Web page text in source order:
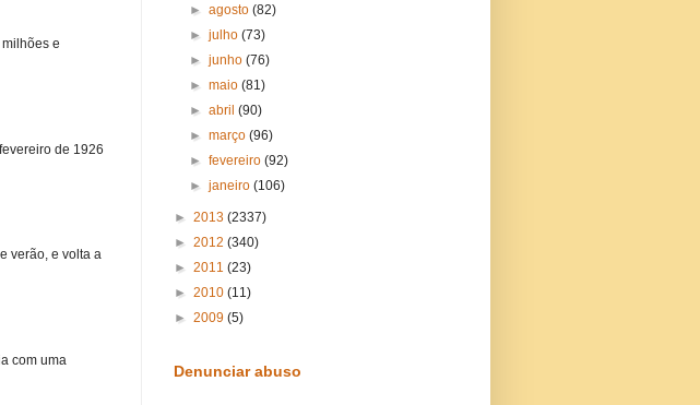
e
de 1926
verão, e volta a
com uma
►agosto(82)
►julho(73)
►junho(76)
►maio(81)
►abril(90)
►março(96)
►fevereiro(92)
►janeiro(106)
► 2013 (2337)
► 2012 (340)
► 2011 (23)
► 2010 (11)
► 2009 (5)
Denunciar abuso